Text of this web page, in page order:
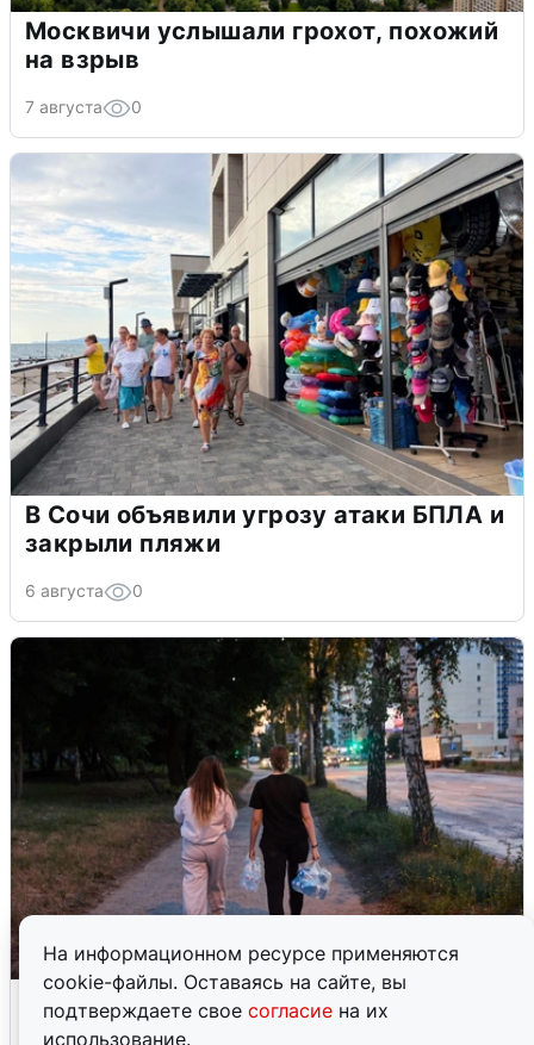
На информационном ресурсе применяются
cookie-файлы. Оставаясь на сайте, вы
подтверждаете свое согласие на их
использование.
Москвичи услышали грохот, похожий
на взрыв
7 августа 0
В Сочи объявили угрозу атаки БПЛА и
закрыли пляжи
6 августа 0
Опубликована карта отключений
воды в Воронеже